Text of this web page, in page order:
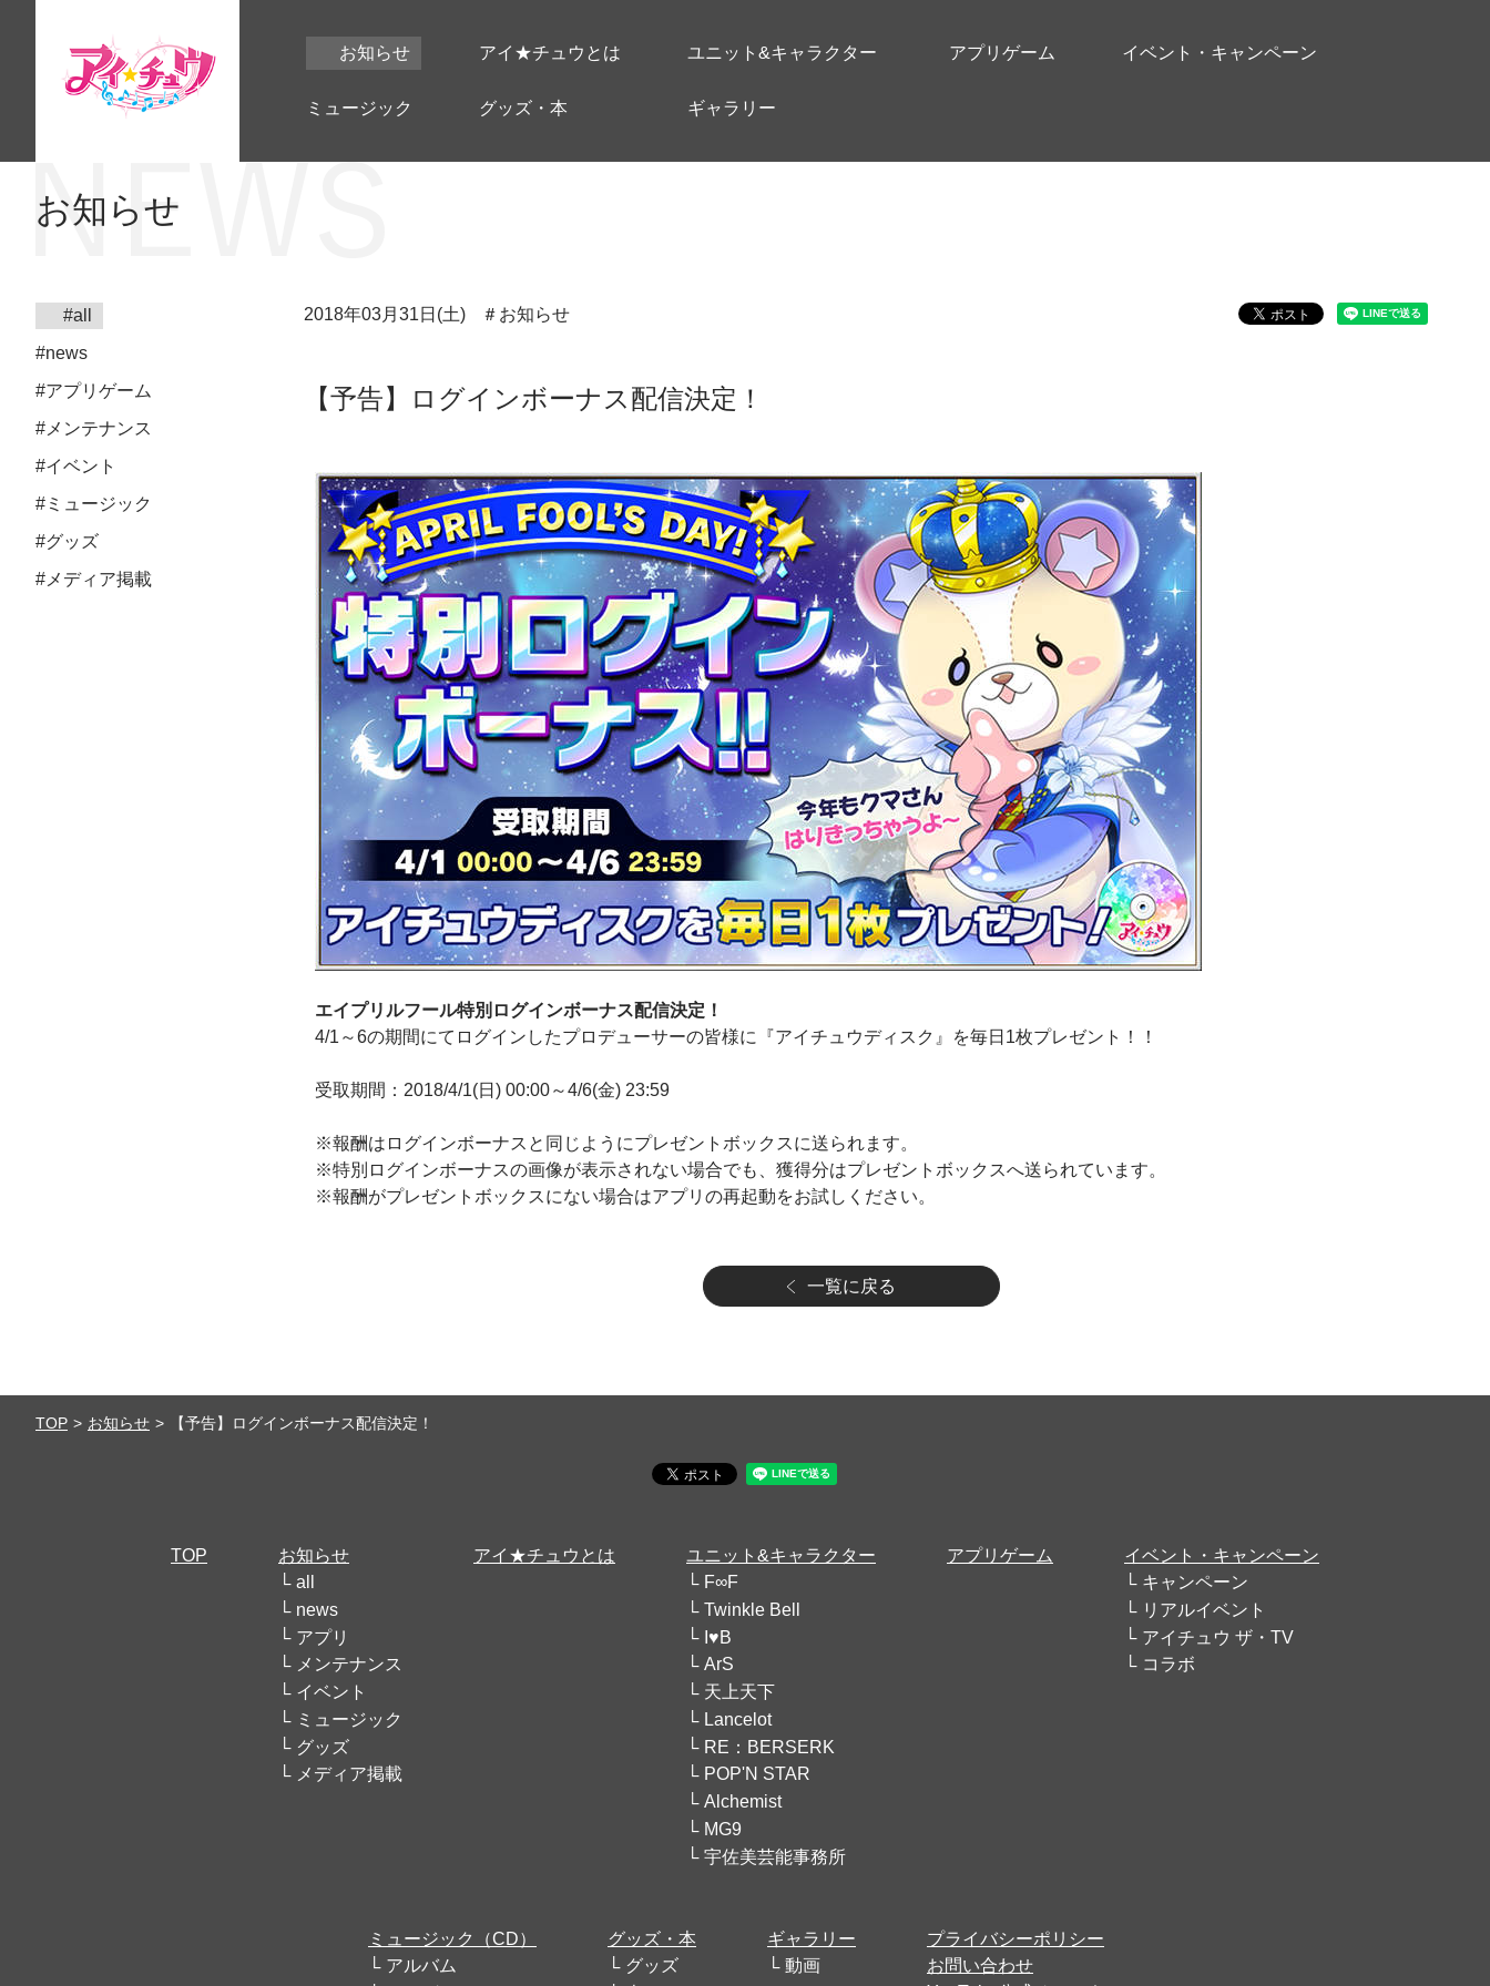
お知らせ アイ★チュウとは ユニット&キャラクター アプリゲーム イベント・キャンペーン
ミュージック グッズ・本 ギャラリー
お知らせ
#all
#news
#アプリゲーム
#メンテナンス
#イベント
#ミュージック
#グッズ
#メディア掲載
2018年03月31日(土) ＃お知らせ
【予告】ログインボーナス配信決定！
エイプリルフール特別ログインボーナス配信決定！
4/1～6の期間にてログインしたプロデューサーの皆様に『アイチュウディスク』を毎日1枚プレゼント！！
受取期間：2018/4/1(日) 00:00～4/6(金) 23:59
※報酬はログインボーナスと同じようにプレゼントボックスに送られます。
※特別ログインボーナスの画像が表示されない場合でも、獲得分はプレゼントボックスへ送られています。
※報酬がプレゼントボックスにない場合はアプリの再起動をお試しください。
一覧に戻る
TOP お知らせ 【予告】ログインボーナス配信決定！
TOP
お知らせ
all
news
アプリ
メンテナンス
イベント
ミュージック
グッズ
メディア掲載
アイ★チュウとは
ユニット&キャラクター
F∞F
Twinkle Bell
I♥B
ArS
天上天下
Lancelot
RE：BERSERK
POP'N STAR
Alchemist
MG9
宇佐美芸能事務所
アプリゲーム
イベント・キャンペーン
キャンペーン
リアルイベント
アイチュウ ザ・TV
コラボ
ミュージック（CD）
アルバム
グッズ・本
グッズ
ギャラリー
動画
プライバシーポリシー
お問い合わせ